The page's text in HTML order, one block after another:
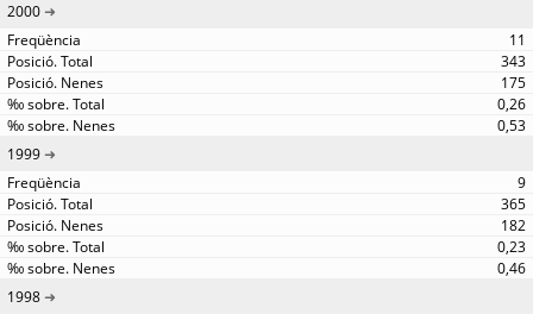
2000
11
343
175
0,26
0,53
1999
9
365
182
0,23
0,46
1998